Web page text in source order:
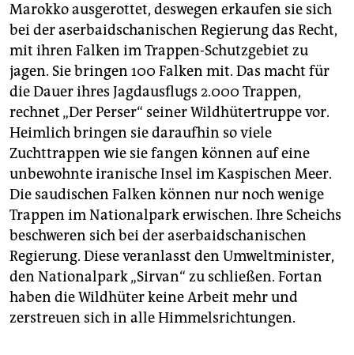
Marokko ausgerottet, deswegen erkaufen sie sich
bei der aserbaidschanischen Regierung das Recht,
mit ihren Falken im Trappen-Schutzgebiet zu
jagen. Sie bringen 100 Falken mit. Das macht für
die Dauer ihres Jagdausflugs 2.000 Trappen,
rechnet „Der Perser“ seiner Wildhütertruppe vor.
Heimlich bringen sie daraufhin so viele
Zuchttrappen wie sie fangen können auf eine
unbewohnte iranische Insel im Kaspischen Meer.
Die saudischen Falken können nur noch wenige
Trappen im Nationalpark erwischen. Ihre Scheichs
beschweren sich bei der aserbaidschanischen
Regierung. Diese veranlasst den Umweltminister,
den Nationalpark „Sirvan“ zu schließen. Fortan
haben die Wildhüter keine Arbeit mehr und
zerstreuen sich in alle Himmelsrichtungen.